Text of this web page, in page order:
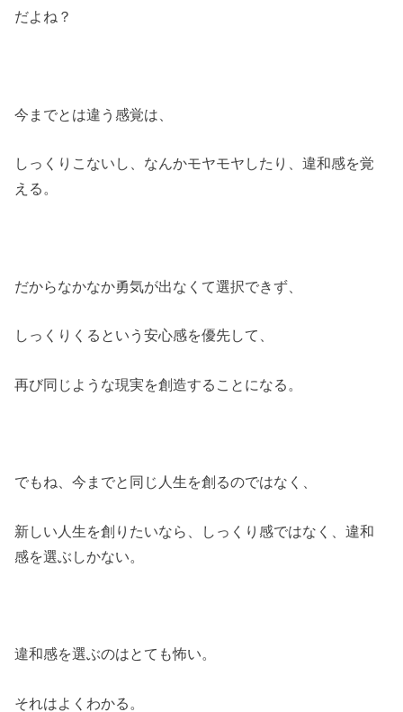
だよね？
今までとは違う感覚は、
しっくりこないし、なんかモヤモヤしたり、違和感を覚
える。
だからなかなか勇気が出なくて選択できず、
しっくりくるという安心感を優先して、
再び同じような現実を創造することになる。
でもね、今までと同じ人生を創るのではなく、
新しい人生を創りたいなら、しっくり感ではなく、違和
感を選ぶしかない。
違和感を選ぶのはとても怖い。
それはよくわかる。